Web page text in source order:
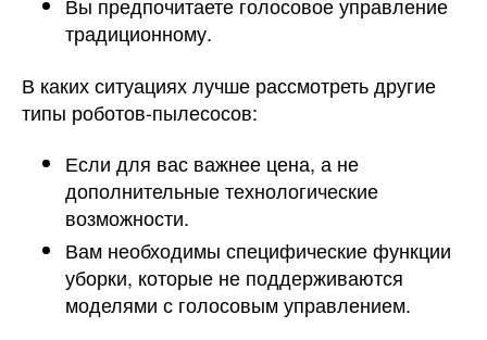
Вы предпочитаете голосовое управление
традиционному.
В каких ситуациях лучше рассмотреть другие
типы роботов-пылесосов:
Если для вас важнее цена, а не
дополнительные технологические
возможности.
Вам необходимы специфические функции
уборки, которые не поддерживаются
моделями с голосовым управлением.